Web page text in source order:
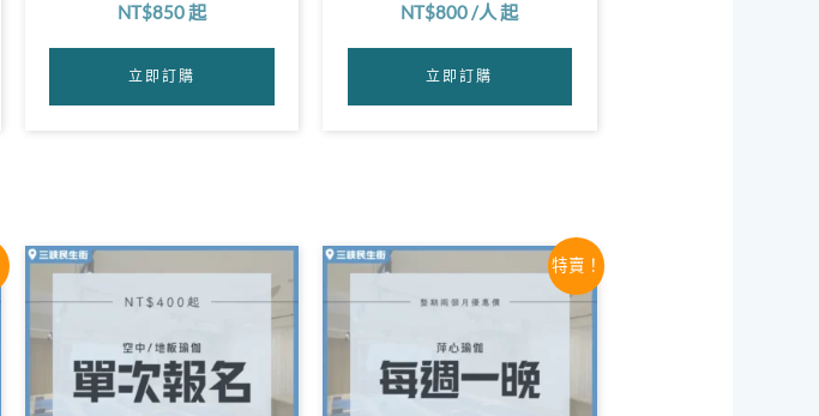
NT$850起
立即訂購
NT$800/人 起
立即訂購
特賣！
原
始
價
NT$2,520。
目
前
價
格：